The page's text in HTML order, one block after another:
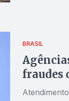
BRASIL
fraudes